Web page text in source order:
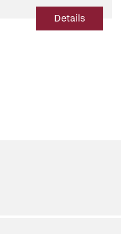
Details